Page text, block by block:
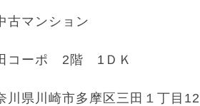
古マンション
コーポ 2階 1ＤＫ
川県川崎市多摩区三田１丁目